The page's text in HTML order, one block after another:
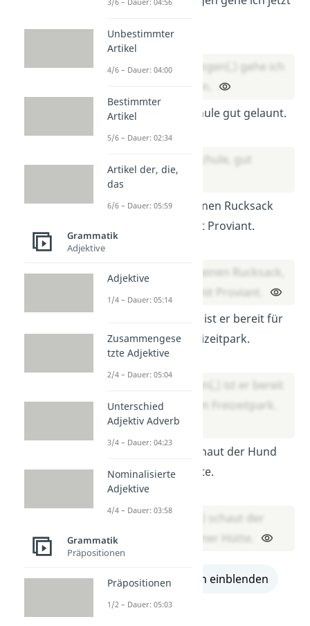
Lösung:
Warm angezogen(,) gehe ich
Er geht zur Schule gut gelaunt.
Lösung:
Er geht zur Schule, gut
gelaunt.
Max nimmt seinen Rucksack
vollgepackt mit Proviant.
Max nimmt seinen Rucksack,
vollgepackt mit Proviant.
Ausgeschlafen ist er bereit für
den Tag im Freizeitpark.
Lösung:
Ausgeschlafen(,) ist er bereit
für den Tag im Freizeitpark.
Verängstigt schaut der Hund
aus seiner Hütte.
Lösung:
Verängstigt(,) schaut der
Hund aus seiner Hütte.
alle Lösungen einblenden
Unbestimmter
Artikel
4/6 – Dauer: 04:00
Bestimmter
Artikel
5/6 – Dauer: 02:34
Artikel der, die,
das
6/6 – Dauer: 05:59
Grammatik
Adjektive
Adjektive
1/4 – Dauer: 05:14
Zusammengese
tzte Adjektive
2/4 – Dauer: 05:04
Unterschied
Adjektiv Adverb
3/4 – Dauer: 04:23
Nominalisierte
Adjektive
4/4 – Dauer: 03:58
Grammatik
Präpositionen
Präpositionen
1/2 – Dauer: 05:03